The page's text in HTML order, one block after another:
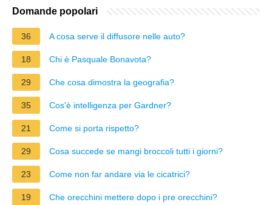
Domande popolari
36 A cosa serve il diffusore nelle auto?
18 Chi è Pasquale Bonavota?
29 Che cosa dimostra la geografia?
35 Cos'è intelligenza per Gardner?
21 Come si porta rispetto?
29 Cosa succede se mangi broccoli tutti i giorni?
23 Come non far andare via le cicatrici?
19 Che orecchini mettere dopo i pre orecchini?